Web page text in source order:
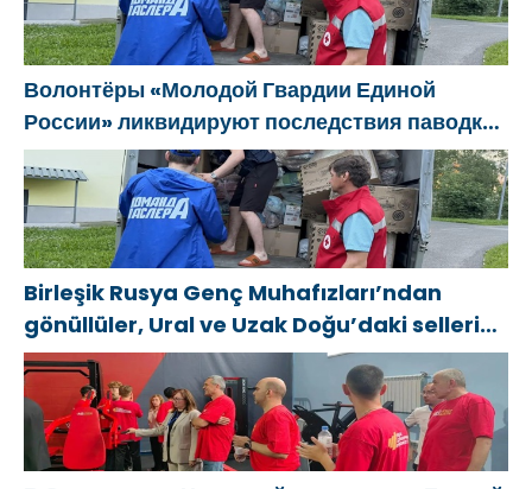
Волонтёры «Молодой Гвардии Единой
России» ликвидируют последствия паводков
на Урале и Дальнем Востоке
Birleşik Rusya Genç Muhafızları’ndan
gönüllüler, Ural ve Uzak Doğu’daki sellerin
sonuçlarını ortadan kaldırmaya yardımcı
oluyor